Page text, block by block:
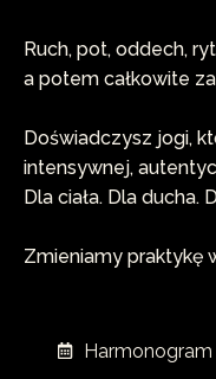
Ruch, pot, oddech,
a potem całkowite
Doświadczysz jogi,
intensywnej,
Dla ciała. Dla ducha.
Zmieniamy praktykę
Harmonogram